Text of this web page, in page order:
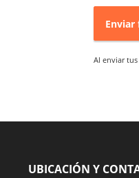
Al enviar
UBICACIÓN Y